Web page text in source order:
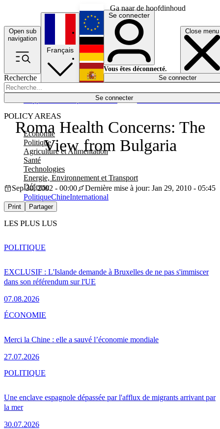
Ga naar de hoofdinhoud
Open sub
navigation
Close menu
Recherche
Se connecter
POLICY AREAS
Economie
Politique
Agriculture et Alimentation
Santé
Technologies
Energie, Environnement et Transport
Défense
Économie
Français
English
Deutsch
Español
Se connecter
Vous êtes déconnecté.
Se connecter
Roma Health Concerns: The
View from Bulgaria
Sep 30, 2002 - 00:00
Dernière mise à jour: Jan 29, 2010 - 05:45
PolitiqueChineInternational
Print Partager
LES PLUS LUS
EXCLUSIF : L'Islande demande à Bruxelles de ne pas s'immiscer
dans son référendum sur l'UE
07.08.2026
POLITIQUE
Merci la Chine : elle a sauvé l’économie mondiale
27.07.2026
ÉCONOMIE
Une enclave espagnole dépassée par l'afflux de migrants arrivant par
la mer
30.07.2026
POLITIQUE